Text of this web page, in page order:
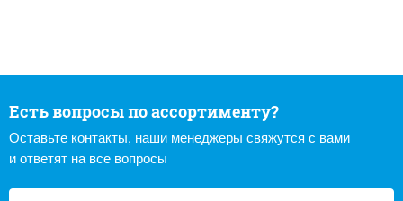
Есть вопросы по ассортименту?
Оставьте контакты, наши менеджеры свяжутся с вами
и ответят на все вопросы